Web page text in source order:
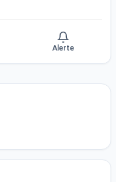
Alerte